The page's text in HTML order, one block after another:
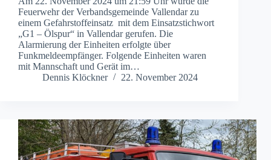
Feuerwehr der Verbandsgemeinde Vallendar zu
einem Gefahrstoffeinsatz mit dem Einsatzstichwort
„G1 – Ölspur“ in Vallendar gerufen. Die
Alarmierung der Einheiten erfolgte über
Funkmeldeempfänger. Folgende Einheiten waren
mit Mannschaft und Gerät im…
Dennis Klöckner
22. November 2024